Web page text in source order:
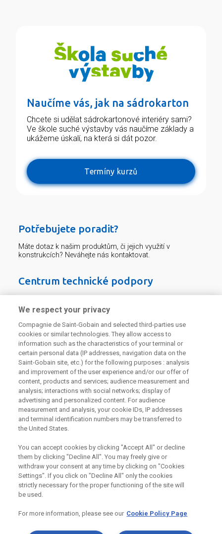
Naučíme vás, jak na sádrokarton
Chcete si udělat sádrokartonové interiéry sami?
Ve škole suché výstavby vás naučíme základy a
ukážeme úskalí, na která si dát pozor.
Termíny kurzů
Potřebujete poradit?
Máte dotaz k našim produktům, či jejich využití v
konstrukcích? Neváhejte nás kontaktovat.
Centrum technické podpory
Odebírejte náš newsletter
Užitečné odkazy
Souhlas se zpracováním osobních údajů a cookies
Souhlas se zpracováním osobních údajů k marketingovým
účelům
Saint-Gobain Construction Products
CZ a.s., IČ:25029673, se sídlem
Praha 8, Smrčkova 2485/4, PSČ 180
We respect your privacy
Compagnie de Saint-Gobain and selected third-parties use
cookies or similar technologies. They allow access to
information such as the characteristics of your terminal or
certain personal data (IP addresses, navigation data on the
Saint-Gobain site, etc.) for the following purposes : analysis
and improvement of the user experience and/or our offer of
content, products and services; audience measurement and
analysis; interactions with social networks; display of
advertising and personalized content. For audience
measurement and analysis, your cookie IDs, IP addresses
and terminal identification numbers may be transferred to
the United States.
You can accept cookies by clicking "Accept All" or decline
them by clicking "Decline All". You may freely give or
withdraw your consent at any time by clicking on "Cookies
Settings". If you click on "Decline All" only the cookies
strictly necessary for the proper functioning of the site will
be used.
For more information, please see our Cookie Policy Page